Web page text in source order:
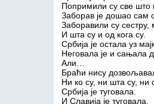
Попримили су све што
Заборав је дошао сам
Заборавили су сестру,
И шта су и од кога су.
Србија је остала уз
Неговала је и сањала
Али…
Браћи нису
Ни ко су, ни шта су, ни
Србија је туговала.
И Славија је туговала.